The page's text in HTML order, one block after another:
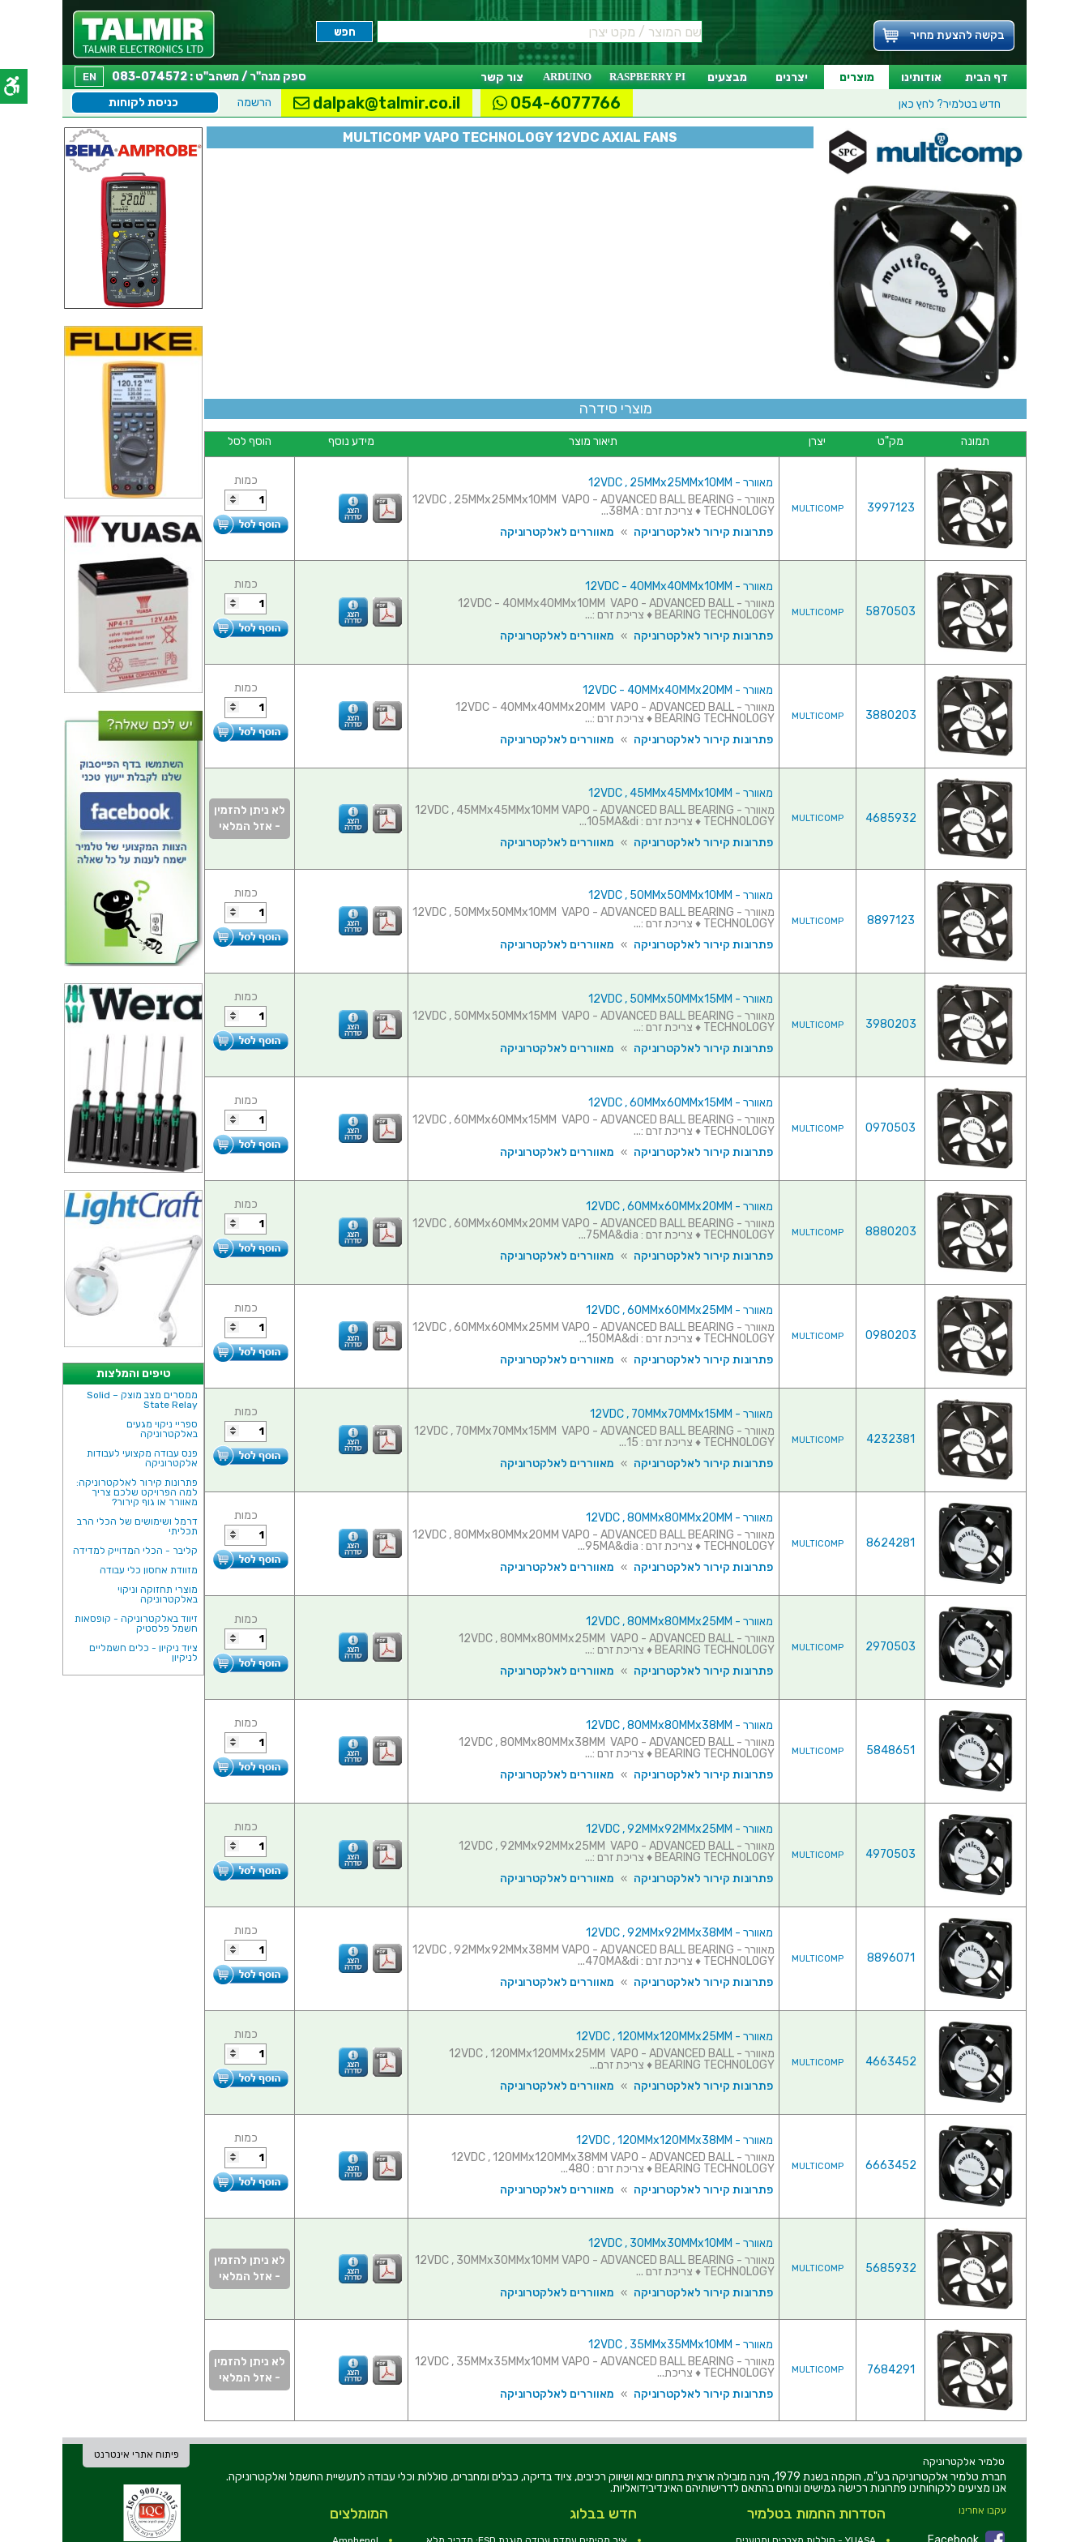
בקשה להצעת מחיר
דף הבית אודותינו מוצרים יצרנים מבצעים RASPBERRY PI
ARDUINO צור קשר EN
ספק מנה"ר / משהב"ט : 083-074572
חדש בטלמיר? לחץ כאן כניסת לקוחות הרשמה dalpak@talmir.co.il 054-6077766
טיפים והמלצות
ממסרים מצב מוצק – Solid
State Relay
ספריי ניקוי מגעים
באלקטרוניקה
פנס עבודה מקצועי לעבודות
אלקטרוניקה
פתרונות קירור לאלקטרוניקה:
למה הפרויקט שלכם צריך
מאוורר או גוף קירור?
דרמל ושימושים של הכלי הרב
תכליתי
קליבר - הכלי המדוייק למדידה
מזוודת אחסון כלי עבודה
מוצרי תחזוקה וניקוי
באלקטרוניקה
זיווד באלקטרוניקה - קופסאות
חשמל פלסטיק
ציוד ניקיון - כלים חשמליים
לניקיון
MULTICOMP VAPO TECHNOLOGY 12VDC AXIAL FANS
מוצרי סידרה
תמונה מק"ט יצרן תיאור מוצר מידע נוסף הוסף לסל
3997123
MULTICOMP
מאוורר - 12VDC , 25MMx25MMx10MM
מאוורר - 12VDC , 25MMx25MMx10MM VAPO - ADVANCED BALL BEARING
TECHNOLOGY ♦ צריכת זרם : 38MA...
פתרונות קירור לאלקטרוניקה » מאווררים לאלקטרוניקה
כמות
5870503
MULTICOMP
מאוורר - 12VDC - 40MMx40MMx10MM
מאוורר - 12VDC - 40MMx40MMx10MM VAPO - ADVANCED BALL
BEARING TECHNOLOGY ♦ צריכת זרם :...
פתרונות קירור לאלקטרוניקה » מאווררים לאלקטרוניקה
כמות
3880203
MULTICOMP
מאוורר - 12VDC - 40MMx40MMx20MM
מאוורר - 12VDC - 40MMx40MMx20MM VAPO - ADVANCED BALL
BEARING TECHNOLOGY ♦ צריכת זרם :...
פתרונות קירור לאלקטרוניקה » מאווררים לאלקטרוניקה
כמות
4685932
MULTICOMP
מאוורר - 12VDC , 45MMx45MMx10MM
מאוורר - 12VDC , 45MMx45MMx10MM VAPO - ADVANCED BALL BEARING
TECHNOLOGY ♦ צריכת זרם : 105MA&di...
פתרונות קירור לאלקטרוניקה » מאווררים לאלקטרוניקה
לא ניתן להזמין
- אזל המלאי
8897123
MULTICOMP
מאוורר - 12VDC , 50MMx50MMx10MM
מאוורר - 12VDC , 50MMx50MMx10MM VAPO - ADVANCED BALL BEARING
TECHNOLOGY ♦ צריכת זרם :...
פתרונות קירור לאלקטרוניקה » מאווררים לאלקטרוניקה
כמות
3980203
MULTICOMP
מאוורר - 12VDC , 50MMx50MMx15MM
מאוורר - 12VDC , 50MMx50MMx15MM VAPO - ADVANCED BALL BEARING
TECHNOLOGY ♦ צריכת זרם :...
פתרונות קירור לאלקטרוניקה » מאווררים לאלקטרוניקה
כמות
0970503
MULTICOMP
מאוורר - 12VDC , 60MMx60MMx15MM
מאוורר - 12VDC , 60MMx60MMx15MM VAPO - ADVANCED BALL BEARING
TECHNOLOGY ♦ צריכת זרם :...
פתרונות קירור לאלקטרוניקה » מאווררים לאלקטרוניקה
כמות
8880203
MULTICOMP
מאוורר - 12VDC , 60MMx60MMx20MM
מאוורר - 12VDC , 60MMx60MMx20MM VAPO - ADVANCED BALL BEARING
TECHNOLOGY ♦ צריכת זרם : 75MA&dia...
פתרונות קירור לאלקטרוניקה » מאווררים לאלקטרוניקה
כמות
0980203
MULTICOMP
מאוורר - 12VDC , 60MMx60MMx25MM
מאוורר - 12VDC , 60MMx60MMx25MM VAPO - ADVANCED BALL BEARING
TECHNOLOGY ♦ צריכת זרם : 150MA&di...
פתרונות קירור לאלקטרוניקה » מאווררים לאלקטרוניקה
כמות
4232381
MULTICOMP
מאוורר - 12VDC , 70MMx70MMx15MM
מאוורר - 12VDC , 70MMx70MMx15MM VAPO - ADVANCED BALL BEARING
TECHNOLOGY ♦ צריכת זרם : 15...
פתרונות קירור לאלקטרוניקה » מאווררים לאלקטרוניקה
כמות
8624281
MULTICOMP
מאוורר - 12VDC , 80MMx80MMx20MM
מאוורר - 12VDC , 80MMx80MMx20MM VAPO - ADVANCED BALL BEARING
TECHNOLOGY ♦ צריכת זרם : 95MA&dia...
פתרונות קירור לאלקטרוניקה » מאווררים לאלקטרוניקה
כמות
2970503
MULTICOMP
מאוורר - 12VDC , 80MMx80MMx25MM
מאוורר - 12VDC , 80MMx80MMx25MM VAPO - ADVANCED BALL
BEARING TECHNOLOGY ♦ צריכת זרם :...
פתרונות קירור לאלקטרוניקה » מאווררים לאלקטרוניקה
כמות
5848651
MULTICOMP
מאוורר - 12VDC , 80MMx80MMx38MM
מאוורר - 12VDC , 80MMx80MMx38MM VAPO - ADVANCED BALL
BEARING TECHNOLOGY ♦ צריכת זרם :...
פתרונות קירור לאלקטרוניקה » מאווררים לאלקטרוניקה
כמות
4970503
MULTICOMP
מאוורר - 12VDC , 92MMx92MMx25MM
מאוורר - 12VDC , 92MMx92MMx25MM VAPO - ADVANCED BALL
BEARING TECHNOLOGY ♦ צריכת זרם :...
פתרונות קירור לאלקטרוניקה » מאווררים לאלקטרוניקה
כמות
8896071
MULTICOMP
מאוורר - 12VDC , 92MMx92MMx38MM
מאוורר - 12VDC , 92MMx92MMx38MM VAPO - ADVANCED BALL BEARING
TECHNOLOGY ♦ צריכת זרם : 470MA&di...
פתרונות קירור לאלקטרוניקה » מאווררים לאלקטרוניקה
כמות
4663452
MULTICOMP
מאוורר - 12VDC , 120MMx120MMx25MM
מאוורר - 12VDC , 120MMx120MMx25MM VAPO - ADVANCED BALL
BEARING TECHNOLOGY ♦ צריכת זרם...
פתרונות קירור לאלקטרוניקה » מאווררים לאלקטרוניקה
כמות
6663452
MULTICOMP
מאוורר - 12VDC , 120MMx120MMx38MM
מאוורר - 12VDC , 120MMx120MMx38MM VAPO - ADVANCED BALL
BEARING TECHNOLOGY ♦ צריכת זרם : 480...
פתרונות קירור לאלקטרוניקה » מאווררים לאלקטרוניקה
כמות
5685932
MULTICOMP
מאוורר - 12VDC , 30MMx30MMx10MM
מאוורר - 12VDC , 30MMx30MMx10MM VAPO - ADVANCED BALL BEARING
TECHNOLOGY ♦ צריכת זרם ...
פתרונות קירור לאלקטרוניקה » מאווררים לאלקטרוניקה
לא ניתן להזמין
- אזל המלאי
7684291
MULTICOMP
מאוורר - 12VDC , 35MMx35MMx10MM
מאוורר - 12VDC , 35MMx35MMx10MM VAPO - ADVANCED BALL BEARING
TECHNOLOGY ♦ צריכת...
פתרונות קירור לאלקטרוניקה » מאווררים לאלקטרוניקה
לא ניתן להזמין
- אזל המלאי
פיתוח אתרי אינטרנט
טלמיר אלקטרוניקה
חברת טלמיר אלקטרוניקה בע"מ, הוקמה בשנת 1979, הינה מובילה ארצית בתחום יבוא ושיווק רכיבים, ציוד בדיקה, כבלים ומחברים, סוללות וכלי עבודה לתעשיית החשמל ואלקטרוניקה.
אנו מציעים ללקוחותינו פתרונות רכישה גמישים ונוחים בהתאם לדרישותיהם האינדיבידואליות.
עקבו אחרינו המומלצים חדש בבלוג הסדרות החמות בטלמיר